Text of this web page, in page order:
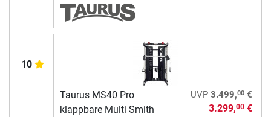
10
Taurus MS40 Pro
klappbare Multi Smith
UVP 3.499,00€
3.299,00€